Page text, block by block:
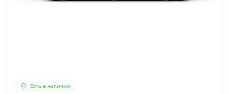
Есть в наличии